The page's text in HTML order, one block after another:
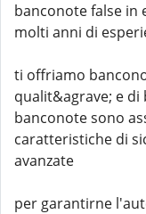
banconote false in
molti anni di
ti offriamo
qualit&agrave; e
banconote sono
caratteristiche di
avanzate
per garantirne